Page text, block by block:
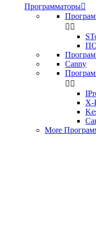
Программаторы
 
Canny
 
X-
More